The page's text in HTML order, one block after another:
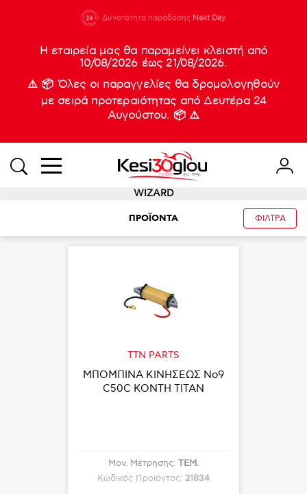
210 88 21
933
Δυνατότητα παράδοσης Next Day
Νέες
Η εταιρεία μας θα παραμείνει κλειστή από
10/08/2026 έως 21/08/2026.
⚠️ 📦 Όλες οι παραγγελίες θα δρομολογηθούν
με σειρά προτεραιότητας από Δευτέρα 24
Αυγούστου. 📦 ⚠️
WIZARD
ΠΡΟΪΟΝΤΑ ΦΙΛΤΡΑ
TTN PARTS
ΜΠΟΜΠΙΝΑ ΚΙΝΗΣΕΩΣ Νο9
C50C ΚΟΝΤΗ TITAN
Μον. Μέτρησης: ΤΕΜ.
Κωδικός Προϊόντος: 21834